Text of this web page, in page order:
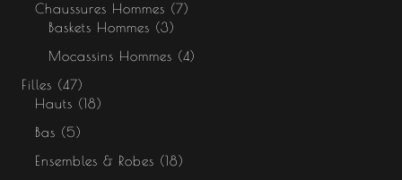
Chaussures Hommes
7
Baskets Hommes
3
Mocassins Hommes
4
Filles
47
Hauts
18
Bas
5
Ensembles & Robes
18